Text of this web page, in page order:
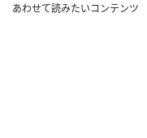
あわせて読みたいコンテンツ